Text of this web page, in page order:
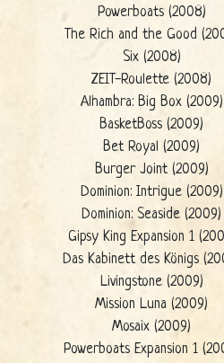
Powerboats (2008)
The Rich and the Good
Six (2008)
ZEIT-Roulette (2008)
Alhambra: Big Box (2009)
BasketBoss (2009)
Bet Royal (2009)
Burger Joint (2009)
Dominion: Intrigue (2009)
Dominion: Seaside (2009)
Gipsy King Expansion 1
Das Kabinett des Königs
Livingstone (2009)
Mission Luna (2009)
Mosaix (2009)
Powerboats Expansion 1